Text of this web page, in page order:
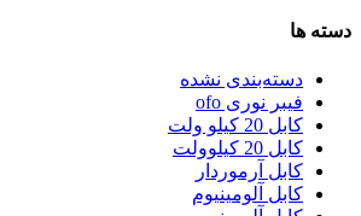
دسته ها
دسته‌بندی نشده
فیبر نوری ofo
کابل 20 کیلو ولت
کابل 20 کیلوولت
کابل آرموردار
کابل آلومینیوم